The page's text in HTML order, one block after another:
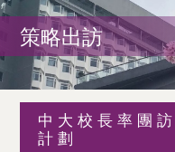
大
學
學
術
策略出訪
中大校長率團
計劃